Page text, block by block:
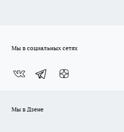
Мы в социальных сетях
Мы в Дзене